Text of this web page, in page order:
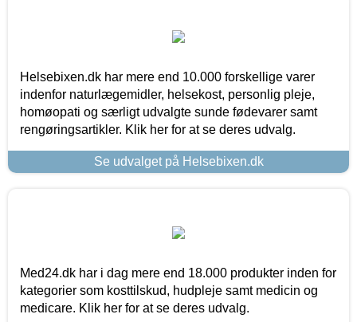
Helsebixen.dk har mere end 10.000 forskellige varer
indenfor naturlægemidler, helsekost, personlig pleje,
homøopati og særligt udvalgte sunde fødevarer samt
rengøringsartikler. Klik her for at se deres udvalg.
Se udvalget på Helsebixen.dk
Med24.dk har i dag mere end 18.000 produkter inden for
kategorier som kosttilskud, hudpleje samt medicin og
medicare. Klik her for at se deres udvalg.